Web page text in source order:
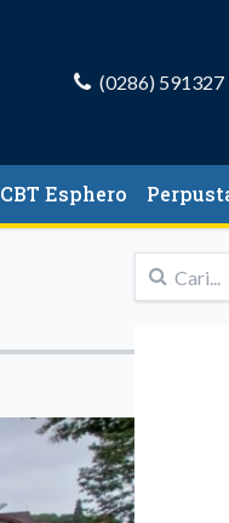
(0286) 591327
CBT Esphero